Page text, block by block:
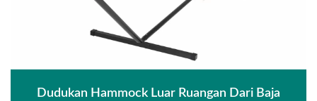
Dudukan Hammock Luar Ruangan Dari Baja